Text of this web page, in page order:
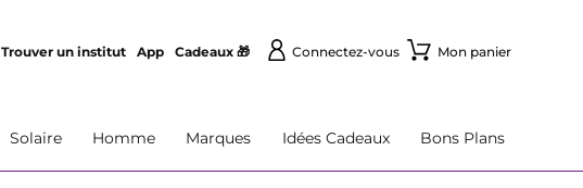
Trouver un institut App Cadeaux 🎁 Connectez-vous Mon panier
Solaire Homme Marques Idées Cadeaux Bons Plans